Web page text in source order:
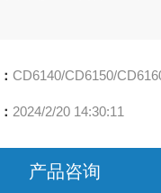
CD6140/CD6150/CD6160/
2024/2/20 14:30:11
产品咨询